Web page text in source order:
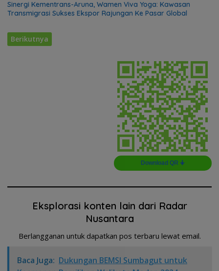
Sinergi Kementrans-Aruna, Wamen Viva Yoga: Kawasan
Transmigrasi Sukses Ekspor Rajungan Ke Pasar Global
Berikutnya
Download QR 🠋
Eksplorasi konten lain dari Radar
Nusantara
Berlangganan untuk dapatkan pos terbaru lewat email.
Baca Juga: Dukungan BEMSI Sumbagut untuk